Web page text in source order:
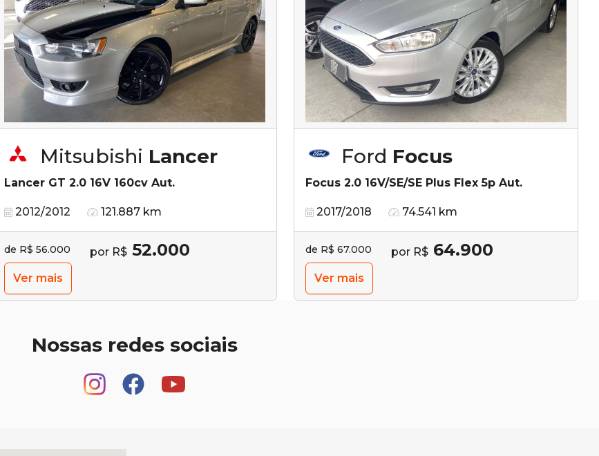
Mitsubishi Lancer
Lancer GT 2.0 16V 160cv Aut.
2012/2012 121.887 km
de R$ 56.000 por R$ 52.000
Ver mais
Ford Focus
Focus 2.0 16V/SE/SE Plus Flex 5p Aut.
2017/2018 74.541 km
de R$ 67.000 por R$ 64.900
Ver mais
Nossas redes sociais